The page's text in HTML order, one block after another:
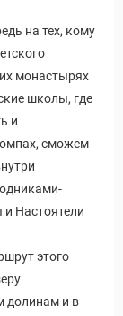
на тех, кому
монастырях
школы, где
и
сможем
Настоятели
этого
долинам и в